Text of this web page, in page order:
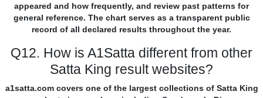
appeared and how frequently, and review past patterns for
general reference. The chart serves as a transparent public
record of all declared results throughout the year.
Q12. How is A1Satta different from other
Satta King result websites?
a1satta.com covers one of the largest collections of Satta King